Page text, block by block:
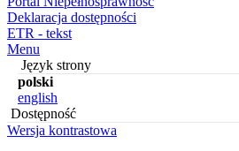
Deklaracja dostępności
ETR - tekst
Menu
Język strony
polski
english
Dostępność
Wersja kontrastowa